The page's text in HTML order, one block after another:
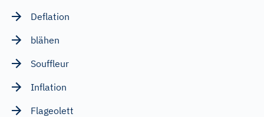
Deflation
blähen
Souffleur
Inflation
Flageolett